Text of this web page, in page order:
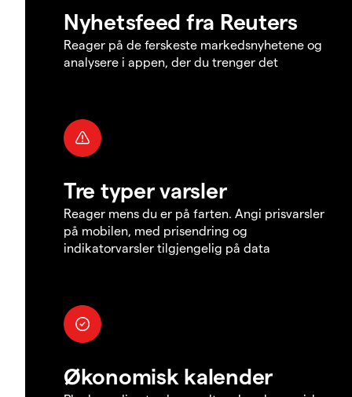
Nyhetsfeed fra Reuters
Reager på de ferskeste markedsnyhetene og
analysere i appen, der du trenger det
Tre typer varsler
Reager mens du er på farten. Angi prisvarsler
på mobilen, med prisendring og
indikatorvarsler tilgjengelig på data
Økonomisk kalender